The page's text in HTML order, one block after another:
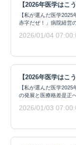
【2026年医学はこ
【私が選んだ医学
赤字だぜ！」病院経営
2026/01/04
【2026年医学はこ
【私が選んだ医学
の発展と医療格差是正
2026/01/03